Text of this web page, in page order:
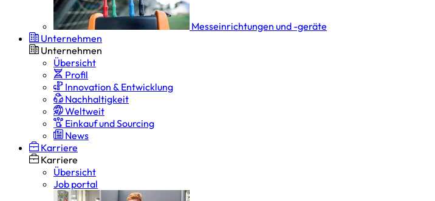
Messeinrichtungen und -geräte
Unternehmen
Unternehmen
Übersicht
Profil
Innovation & Entwicklung
Nachhaltigkeit
Weltweit
Einkauf und Sourcing
News
Karriere
Karriere
Übersicht
Job portal